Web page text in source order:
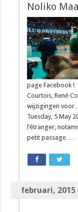
Noliko
page Facebook !
Courtois, René
wijzigingen
Tuesday, 5 May
l’étranger,
petit passage …
februari, 2015